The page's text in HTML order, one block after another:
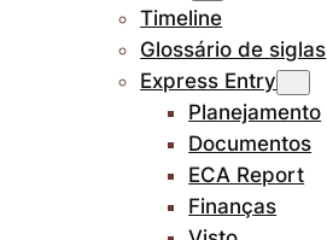
Timeline
Glossário de siglas
Express Entry
Planejamento
Documentos
ECA Report
Finanças